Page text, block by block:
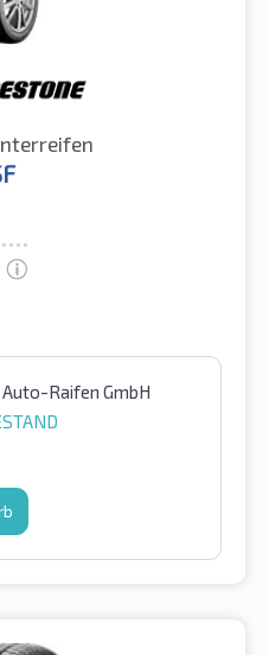
Raifen GmbH